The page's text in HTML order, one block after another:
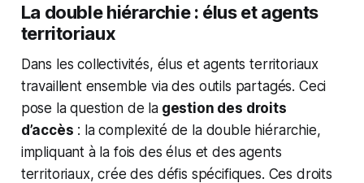
La double hiérarchie : élus et agents
territoriaux
Dans les collectivités, élus et agents territoriaux
travaillent ensemble via des outils partagés. Ceci
pose la question de lagestion des droits
d’accès : la complexité de la double hiérarchie,
impliquant à la fois des élus et des agents
territoriaux, crée des défis spécifiques. Ces droits